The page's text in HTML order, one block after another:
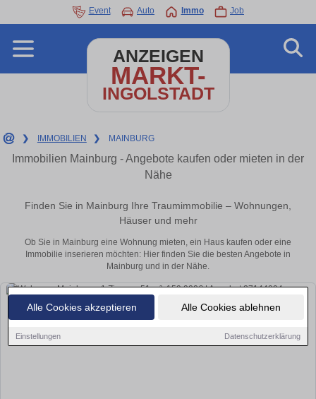
Alle Cookies akzeptieren Alle Cookies ablehnen
Einstellungen Datenschutzerklärung
Event Auto Immo Job
ANZEIGEN
MARKT-
INGOLSTADT
❯ IMMOBILIEN ❯ MAINBURG
Immobilien Mainburg - Angebote kaufen oder mieten in der
Nähe
Finden Sie in Mainburg Ihre Traumimmobilie – Wohnungen,
Häuser und mehr
Ob Sie in Mainburg eine Wohnung mieten, ein Haus kaufen oder eine
Immobilie inserieren möchten: Hier finden Sie die besten Angebote in
Mainburg und in der Nähe.